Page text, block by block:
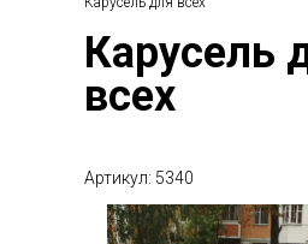
Карусель для
всех
Артикул: 5340